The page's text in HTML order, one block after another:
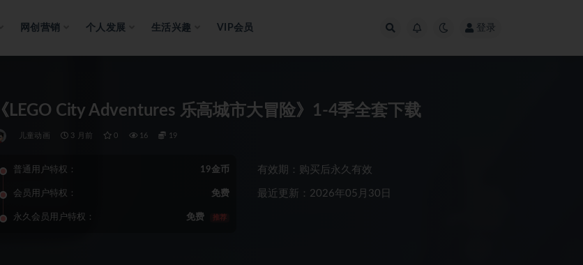
网创营销 个人发展 生活兴趣 VIP会员 登录
《LEGO City Adventures 乐高城市大冒险》1-4季全套下载
儿童动画 3 月前 0 16 19
普通用户特权： 19金币
会员用户特权： 免费
永久会员用户特权： 免费 推荐
有效期：购买后永久有效
最近更新：2026年05月30日